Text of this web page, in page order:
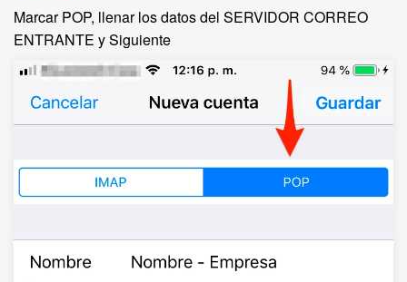
Marcar POP, llenar los datos del SERVIDOR CORREO
ENTRANTE y Siguiente